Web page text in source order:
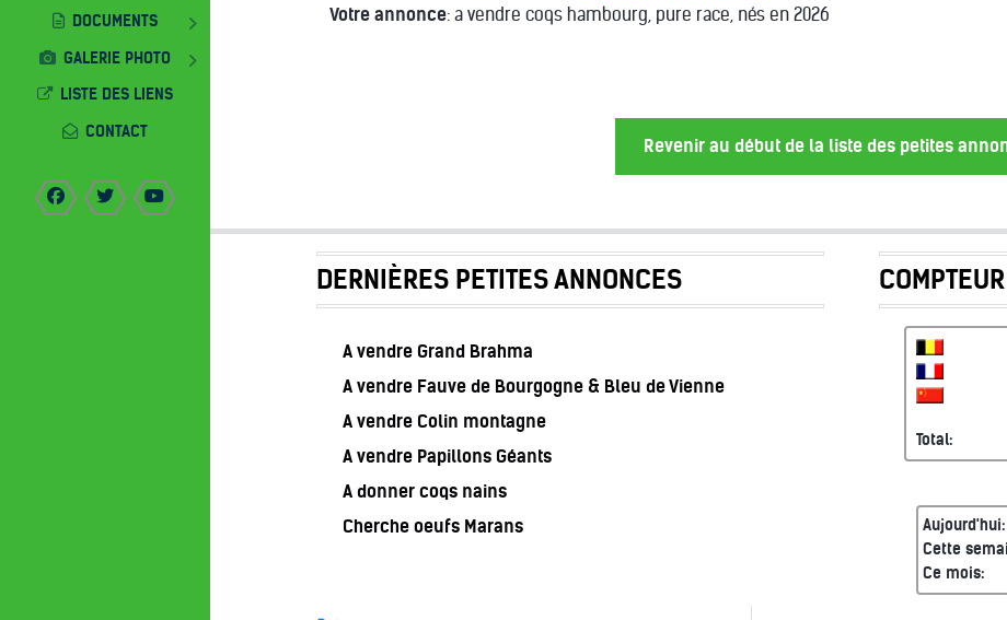
Votre annonce: a vendre coqs hambourg, pure race, nés en 2026
Revenir au début de la liste des petites
DERNIÈRES PETITES ANNONCES
A vendre Grand Brahma
A vendre Fauve de Bourgogne & Bleu de Vienne
A vendre Colin montagne
A vendre Papillons Géants
A donner coqs nains
Cherche oeufs Marans
Total:
Aujourd'hui:
Cette
Ce mois:
DOCUMENTS
GALERIE PHOTO
LISTE DES LIENS
CONTACT